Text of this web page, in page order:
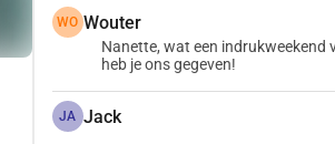
WO Wouter
Nanette, wat een indrukweekend
heb je ons gegeven!
JA Jack